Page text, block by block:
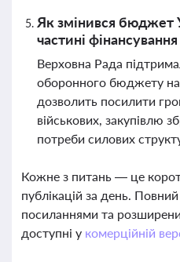
Як змінився бюджет
частині
Верховна Рада
оборонного бюджету
дозволить посилити
військових, закупівлю
потреби силових
Кожне з питань — це
публікацій за день.
посиланнями та
доступні у комерційній